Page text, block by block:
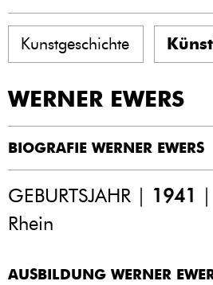
Kunstgeschichte
WERNER EWERS
BIOGRAFIE WERNER EWERS
GEBURTSJAHR | 1941
Rhein
AUSBILDUNG WERNER